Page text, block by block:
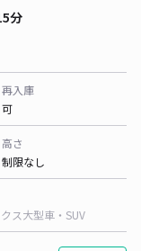
分
再入庫
可
高さ
制限なし
ス大型車・SUV